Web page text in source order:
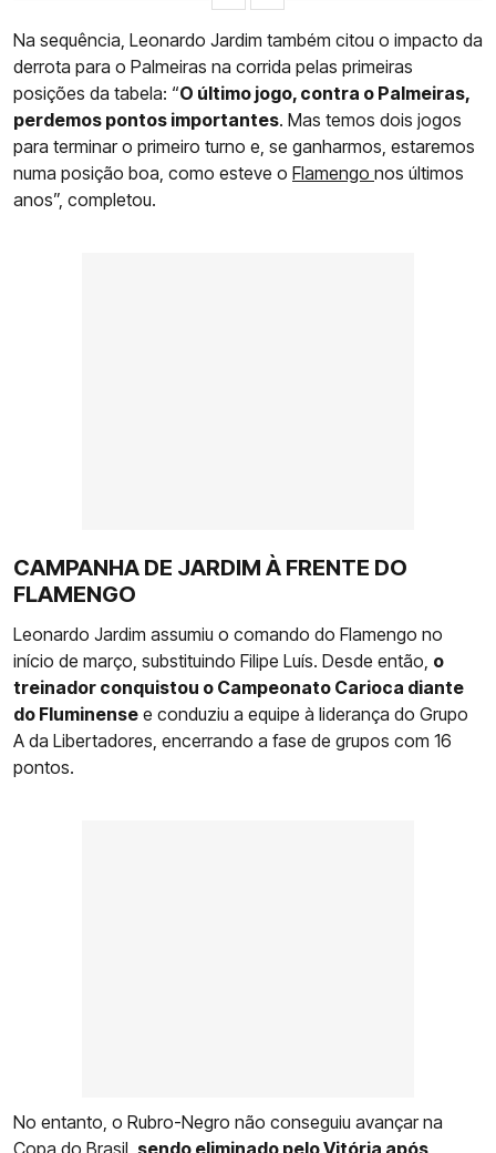
Na sequência, Leonardo Jardim também citou o impacto da
derrota para o Palmeiras na corrida pelas primeiras
posições da tabela: “O último jogo, contra o Palmeiras,
perdemos pontos importantes. Mas temos dois jogos
para terminar o primeiro turno e, se ganharmos, estaremos
numa posição boa, como esteve o Flamengo nos últimos
anos”, completou.
CAMPANHA DE JARDIM À FRENTE DO
FLAMENGO
Leonardo Jardim assumiu o comando do Flamengo no
início de março, substituindo Filipe Luís. Desde então, o
treinador conquistou o Campeonato Carioca diante
do Fluminense e conduziu a equipe à liderança do Grupo
A da Libertadores, encerrando a fase de grupos com 16
pontos.
No entanto, o Rubro-Negro não conseguiu avançar na
Copa do Brasil, sendo eliminado pelo Vitória após